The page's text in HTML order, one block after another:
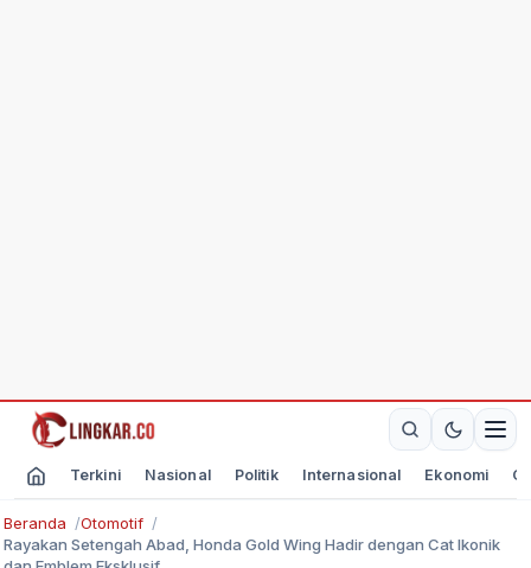
Terkini Nasional Politik Internasional Ekonomi
Beranda
Otomotif
Rayakan Setengah Abad, Honda Gold Wing Hadir dengan Cat Ikonik